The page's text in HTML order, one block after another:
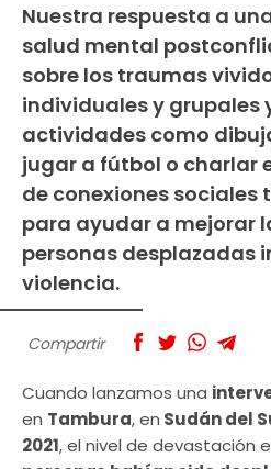
Nuestra respuesta a
salud mental
sobre los traumas
individuales y grupales
actividades como
jugar a fútbol o charlar
de conexiones sociales
para ayudar a mejorar
personas desplazadas
violencia.
Compartir
Cuando lanzamos una
en Tambura, en Sudán del
2021, el nivel de devastación